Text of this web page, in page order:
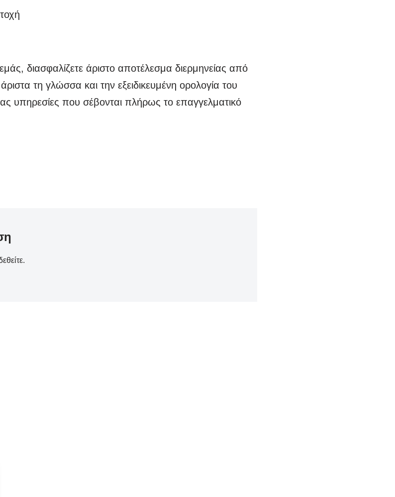
διασφαλίζετε άριστο αποτέλεσμα διερμηνείας από
τη γλώσσα και την εξειδικευμένη ορολογία του
υπηρεσίες που σέβονται πλήρως το επαγγελματικό
.